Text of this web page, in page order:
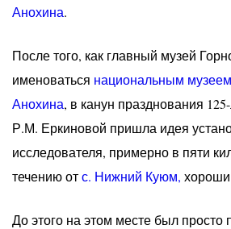
Анохина.
После того, как главный музей
именоваться национальным
Анохина, в канун празднования
Р.М. Еркиновой пришла идея
исследователя, примерно в пяти
течению отс. Нижний Куюм,
До этого на этом месте был просто